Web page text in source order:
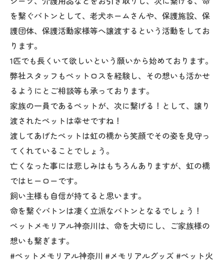
を繋ぐバトンとして、老犬ホームさんや、保護施設、保
護団体、保護活動家様等へ譲渡するという活動をしてお
ります。
1匹でも長くいて欲しいという願いから始めております。
弊社スタッフもペットロスを経験し、その想いも活かせ
るようにとご相談等も承っております。
家族の一員であるペットが、次に繋げる！として、譲り
渡されたペットは幸せですね！
渡してあげたペットは虹の橋から笑顔でその姿を見守っ
てくれていることでしょう。
亡くなった事には悲しみはもちろんありますが、虹の橋
ではヒーローです。
飼い主様も自信が持てると思います。
命を繋ぐバトンは凄く立派なバトンとなるでしょう！
ペットメモリアル神奈川は、命を大切にし、ご家族様の
想いも繋ぎます。
#ペットメモリアル神奈川 #メモリアルグッズ #ペット火